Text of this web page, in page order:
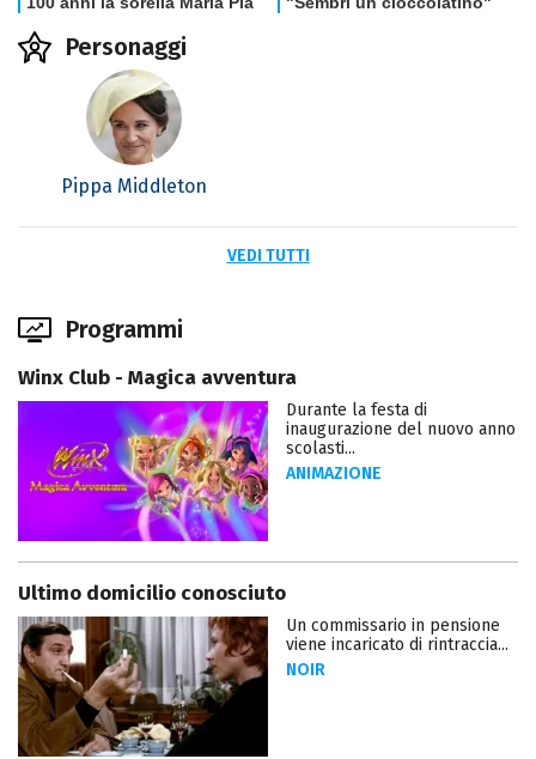
Personaggi
Pippa Middleton
VEDI TUTTI
Programmi
Winx Club - Magica avventura
Durante la festa di
inaugurazione del nuovo anno
scolasti...
ANIMAZIONE
Ultimo domicilio conosciuto
Un commissario in pensione
viene incaricato di rintraccia...
NOIR